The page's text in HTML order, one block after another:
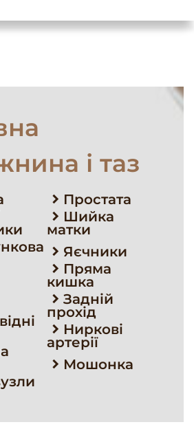
і таз
Простата
Шийка
матки
Яєчники
Пряма
кишка
Задній
прохід
Ниркові
артерії
Мошонка